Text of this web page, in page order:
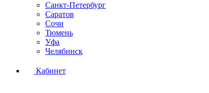
Санкт-Петербург
Саратов
Сочи
Тюмень
Уфа
Челябинск
Кабинет